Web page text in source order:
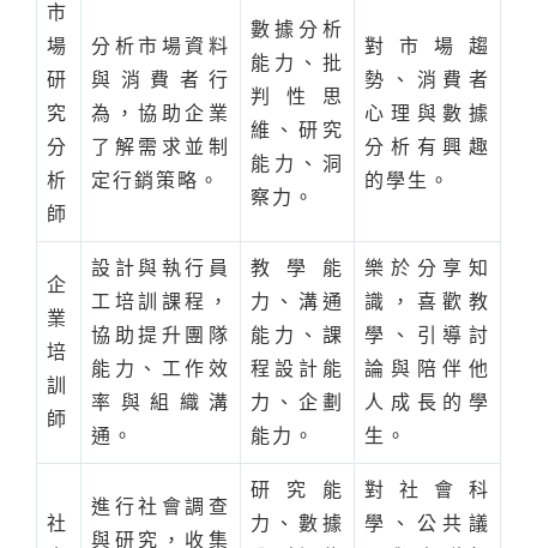
市
場
研
究
分
析
師
分析市場資料
與消費者行
為，協助企業
了解需求並制
定行銷策略。
數據分析
能力、批
判性思
維、研究
能力、洞
察力。
對市場趨
勢、消費者
心理與數據
分析有興趣
的學生。
企
業
培
訓
師
設計與執行員
工培訓課程，
協助提升團隊
能力、工作效
率與組織溝
通。
教學能
力、溝通
能力、課
程設計能
力、企劃
能力。
樂於分享知
識，喜歡教
學、引導討
論與陪伴他
人成長的學
生。
社
進行社會調查
與研究，收集
研究能
力、數據
對社會科
學、公共議